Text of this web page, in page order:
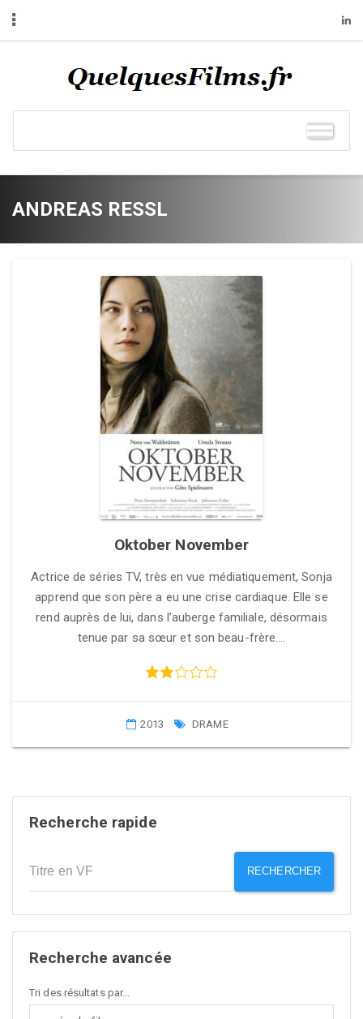
ANDREAS RESSL
Oktober November
Actrice de séries TV, très en vue médiatiquement, Sonja
apprend que son père a eu une crise cardiaque. Elle se
rend auprès de lui, dans l’auberge familiale, désormais
tenue par sa sœur et son beau-frère….
2013 DRAME
Recherche rapide
RECHERCHER
Recherche avancée
Tri des résultats par...